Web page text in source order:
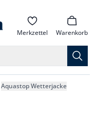
Merkzettel Warenkorb
Aquastop Wetterjacke